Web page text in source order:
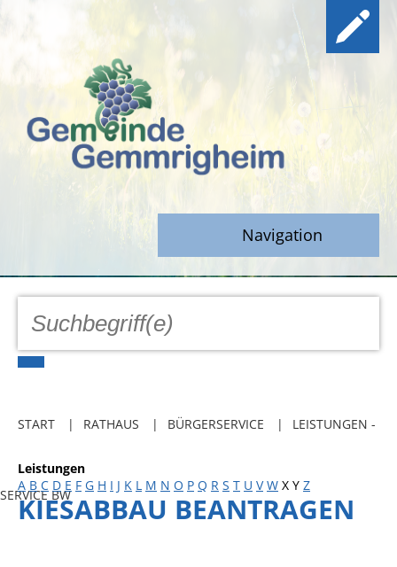
Navigation
GEMEINDE
Freibadkarten
Social Media
Parkraumkonzept
START RATHAUS BÜRGERSERVICE LEISTUNGEN -
SERVICE BW
Leistungen
A B C D E F G H I J K L M N O P Q R S T U V W X Y Z
KIESABBAU BEANTRAGEN